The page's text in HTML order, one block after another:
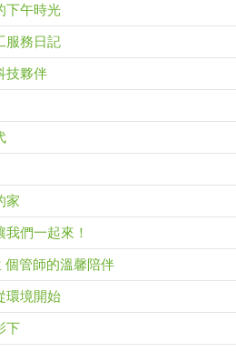
下午時光
服務日記
技夥伴
家
我們一起來！
個管師的溫馨陪伴
環境開始
下